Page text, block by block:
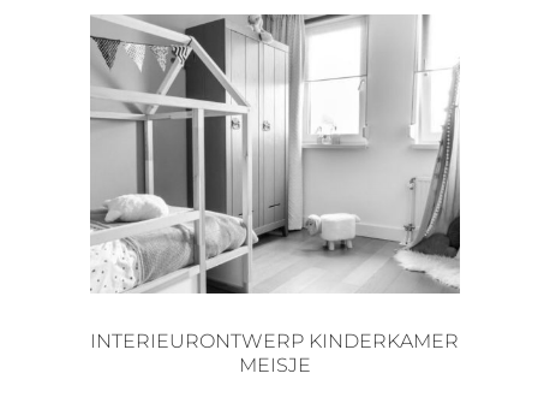
INTERIEURONTWERP KINDERKAMER
MEISJE